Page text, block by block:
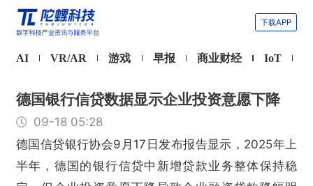
下载APP
AI VR/AR 游戏 早报 商业财经 IoT
德国银行信贷数据显示企业投资意愿下降
09-18 05:28
德国信贷银行协会9月17日发布报告显示，2025年上
半年，德国的银行信贷中新增贷款业务整体保持稳